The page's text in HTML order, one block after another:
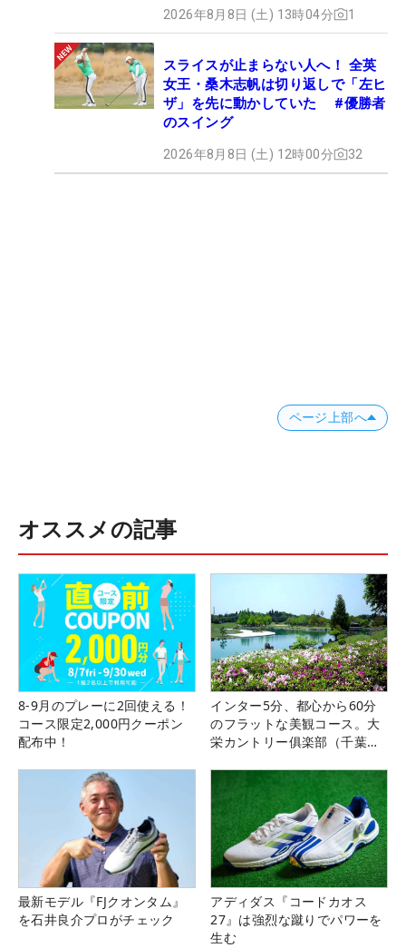
2026年8月8日 (土) 13時04分 1
スライスが止まらない人へ！ 全英
女王・桑木志帆は切り返しで「左ヒ
ザ」を先に動かしていた #優勝者
のスイング
2026年8月8日 (土) 12時00分 32
ページ上部へ
オススメの記事
8-9月のプレーに2回使える！
コース限定2,000円クーポン
配布中！
インター5分、都心から60分
のフラットな美観コース。大
栄カントリー俱楽部（千葉
最新モデル『FJクオンタム』
を石井良介プロがチェック
アディダス『コードカオス
27』は強烈な蹴りでパワーを
生む